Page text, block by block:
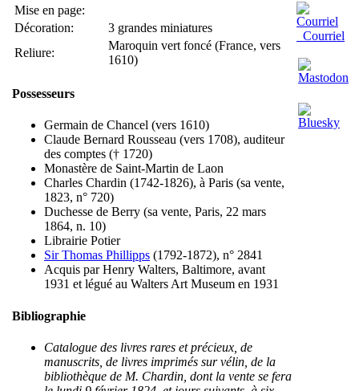
Mise en page:
Décoration:
3 grandes miniatures
Reliure:
Maroquin vert foncé (France, vers
1610)
Possesseurs
Germain de Chancel (vers 1610)
Claude Bernard Rousseau (vers 1708), auditeur
des comptes († 1720)
Monastère de Saint-Martin de Laon
Charles Chardin (1742-1826), à Paris (sa vente,
1823, n° 720)
Duchesse de Berry (sa vente, Paris, 22 mars
1864, n. 10)
Librairie Potier
Sir Thomas Phillipps (1792-1872), n° 2841
Acquis par Henry Walters, Baltimore, avant
1931 et légué au Walters Art Museum en 1931
Bibliographie
Catalogue des livres rares et précieux, de
manuscrits, de livres imprimés sur vélin, de la
bibliothèque de M. Chardin, dont la vente se fera
Courriel